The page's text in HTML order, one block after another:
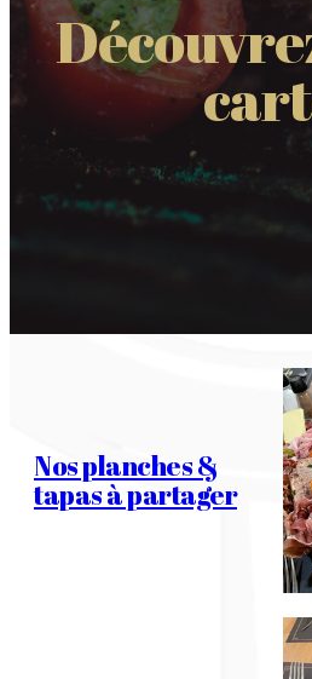
Nos planches &
tapas à partager